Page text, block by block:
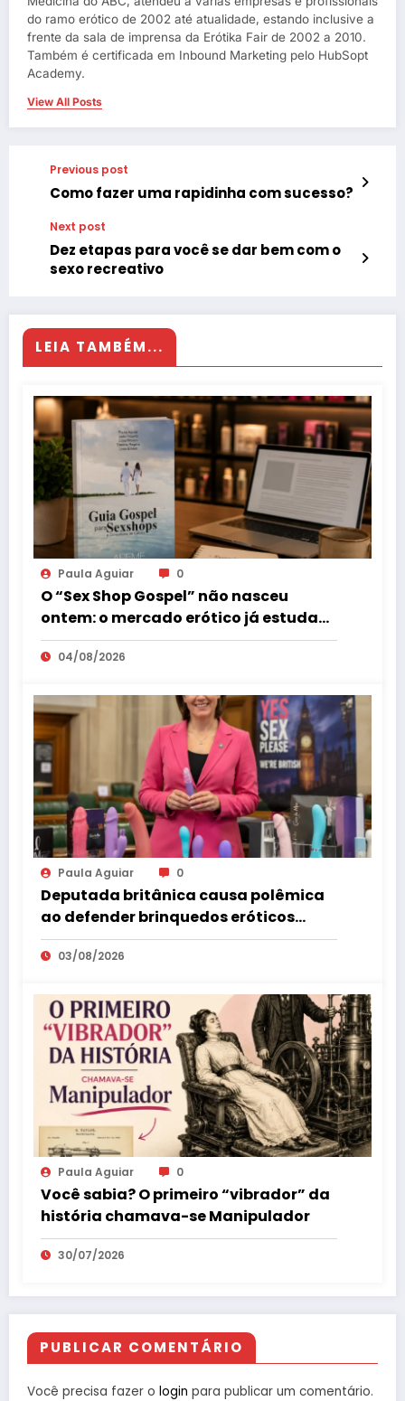
do ramo erótico de 2002 até atualidade, estando inclusive a
frente da sala de imprensa da Erótika Fair de 2002 a 2010.
Também é certificada em Inbound Marketing pelo HubSopt
Academy.
View All Posts
Previous post
Como fazer uma rapidinha com sucesso?
Next post
Dez etapas para você se dar bem com o
sexo recreativo
LEIA TAMBÉM...
Paula Aguiar 0
O “Sex Shop Gospel” não nasceu
ontem: o mercado erótico já estuda
esse consumidor há mais de uma
década
04/08/2026
Paula Aguiar 0
Deputada britânica causa polêmica
ao defender brinquedos eróticos
como parte da educação sexual
03/08/2026
Paula Aguiar 0
Você sabia? O primeiro “vibrador” da
história chamava-se Manipulador
30/07/2026
PUBLICAR COMENTÁRIO
Você precisa fazer o login para publicar um comentário.